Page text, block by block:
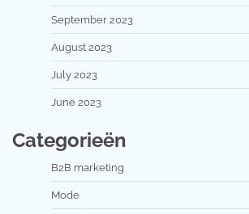
September 2023
August 2023
July 2023
June 2023
Categorieën
B2B marketing
Mode